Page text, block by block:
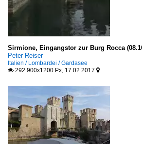
Sirmione, Eingangstor zur Burg Rocca
Peter Reiser
Italien / Lombardei / Gardasee
 292 900x1200 Px, 17.02.2017 